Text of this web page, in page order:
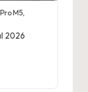
M5,
2026